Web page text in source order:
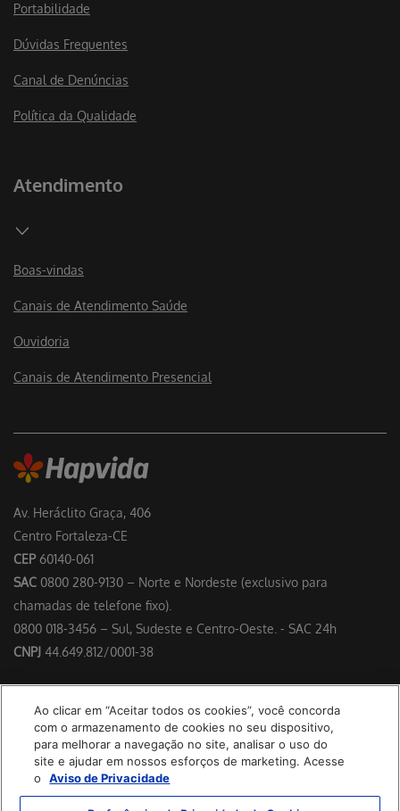
Av. Heráclito Graça, 406
Centro Fortaleza-CE
CEP60140-061
SAC 0800 280-9130 – Norte e Nordeste (exclusivo para
chamadas de telefone fixo).
0800 018-3456 – Sul, Sudeste e Centro-Oeste. - SAC 24h
CNPJ 44.649.812/0001-38
CRM/CE 4953
Portabilidade
Dúvidas Frequentes
Canal de Denúncias
Política da Qualidade
Atendimento
Boas-vindas
Canais de Atendimento Saúde
Ouvidoria
Canais de Atendimento Presencial
Ao clicar em “Aceitar todos os cookies”, você concorda
com o armazenamento de cookies no seu dispositivo,
para melhorar a navegação no site, analisar o uso do
site e ajudar em nossos esforços de marketing. Acesse
o
Aviso de Privacidade